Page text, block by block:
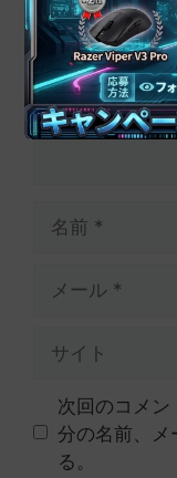
ン
ト
次回のコメ
分の名前、
る。